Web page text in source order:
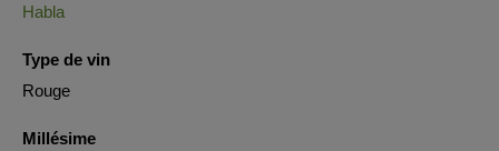
Habla
Type de vin
Rouge
Millésime